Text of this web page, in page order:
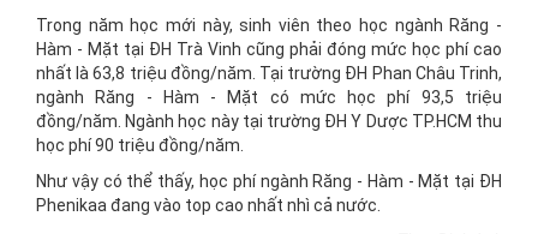
Trong năm học mới này, sinh viên theo học ngành Răng -
Hàm - Mặt tại ĐH Trà Vinh cũng phải đóng mức học phí cao
nhất là 63,8 triệu đồng/năm. Tại trường ĐH Phan Châu Trinh,
ngành Răng - Hàm - Mặt có mức học phí 93,5 triệu
đồng/năm. Ngành học này tại trường ĐH Y Dược TP.HCM thu
học phí 90 triệu đồng/năm.
Như vậy có thể thấy, học phí ngành Răng - Hàm - Mặt tại ĐH
Phenikaa đang vào top cao nhất nhì cả nước.